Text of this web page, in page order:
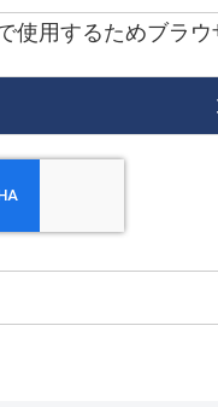
使用するためブラ